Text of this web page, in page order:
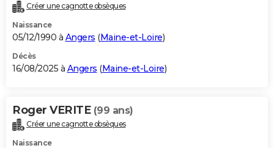
Créer une cagnotte obsèques
Naissance
05/12/1990 à Angers (Maine-et-Loire)
Décès
16/08/2025 à Angers (Maine-et-Loire)
Roger VERITE (99 ans)
Créer une cagnotte obsèques
Naissance